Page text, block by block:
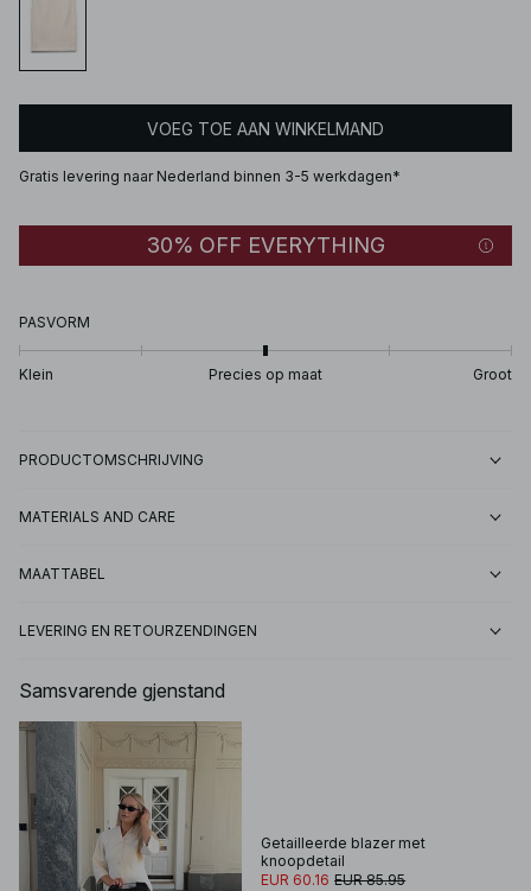
VOEG TOE AAN WINKELMAND
Gratis levering naar Nederland binnen 3-5 werkdagen*
30% OFF EVERYTHING
PASVORM
Klein Precies op maat Groot
PRODUCTOMSCHRIJVING
MATERIALS AND CARE
MAATTABEL
LEVERING EN RETOURZENDINGEN
Samsvarende gjenstand
Getailleerde blazer met
knoopdetail
EUR 60.16 EUR 85.95